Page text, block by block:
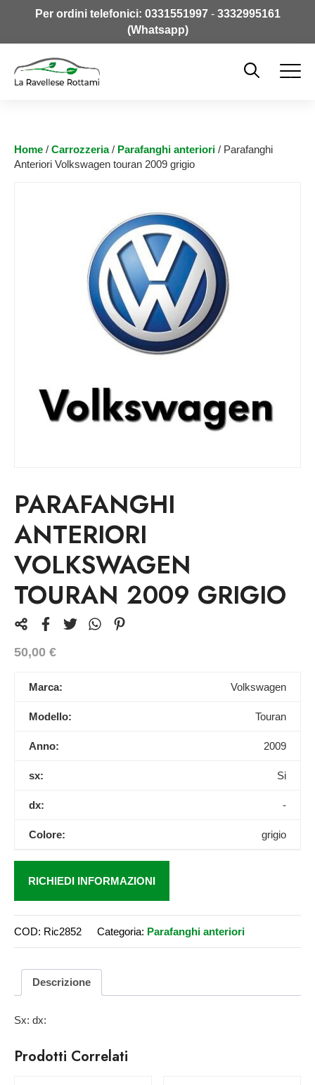
Per ordini telefonici: 0331551997- 3332995161
(Whatsapp)
Home / Carrozzeria/ Parafanghi anteriori / Parafanghi
Anteriori Volkswagen touran 2009 grigio
PARAFANGHI
ANTERIORI
VOLKSWAGEN
TOURAN 2009 GRIGIO
50,00 €
Marca: Volkswagen
Modello: Touran
Anno: 2009
sx: Si
dx: -
Colore: grigio
RICHIEDI INFORMAZIONI
COD: Ric2852 Categoria: Parafanghi anteriori
Descrizione
Sx: dx:
Prodotti Correlati